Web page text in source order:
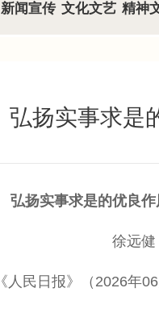
新闻宣传 文化文艺 精神
弘扬实事求是
弘扬实事求是的优良作
徐远健
《人民日报》（2026年